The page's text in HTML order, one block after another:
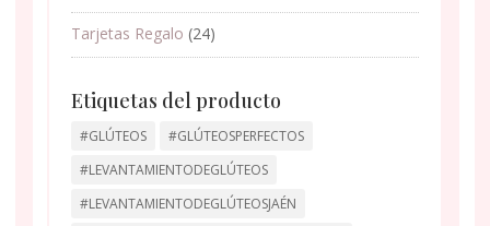
Tarjetas Regalo (24)
Etiquetas del producto
#GLÚTEOS
#GLÚTEOSPERFECTOS
#LEVANTAMIENTODEGLÚTEOS
#LEVANTAMIENTODEGLÚTEOSJAÉN